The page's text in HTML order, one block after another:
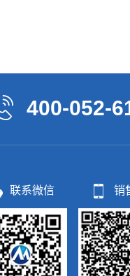
400-052-
联系微信 销